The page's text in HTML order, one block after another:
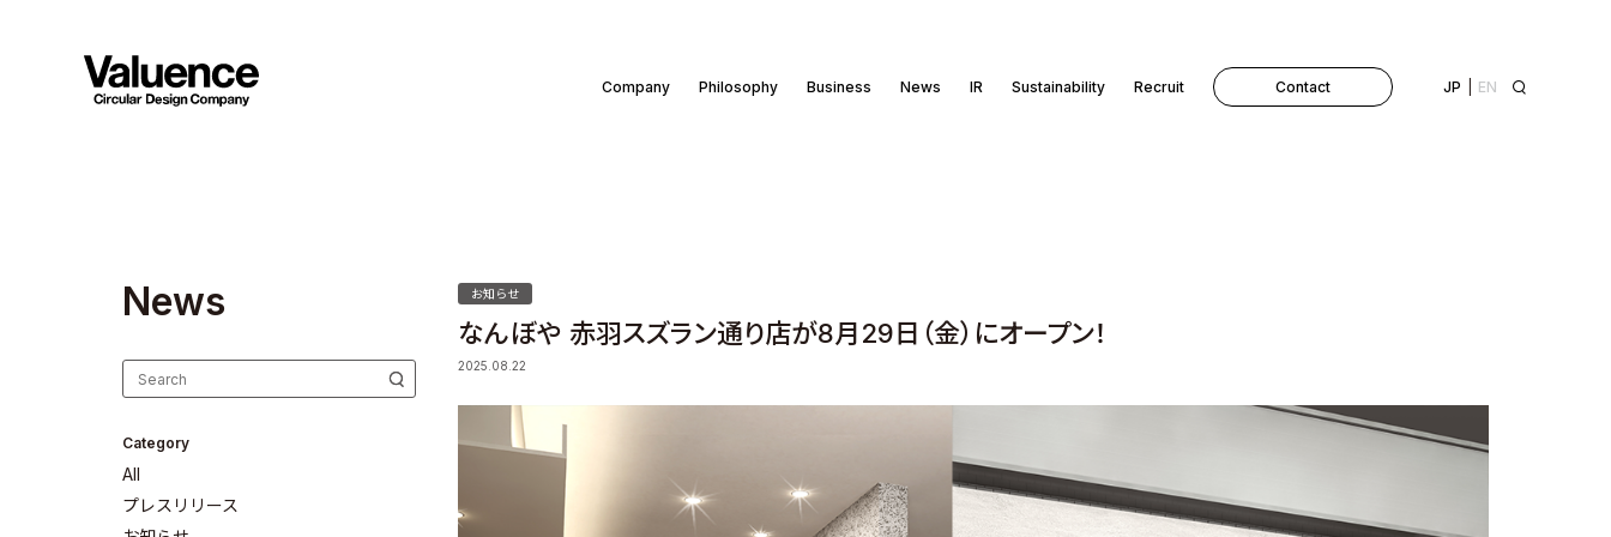
Company Philosophy Business News IR Sustainability Recruit Contact EN
JP
News
Category
All
プレスリリース
お知らせ
なんぼや 赤羽スズラン通り店が8月29日（金）にオープン！
2025.08.22